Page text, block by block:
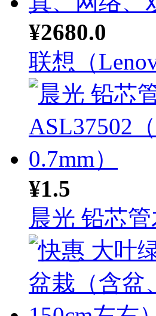
¥2680.0
联想（
¥1.5
晨光 铅芯